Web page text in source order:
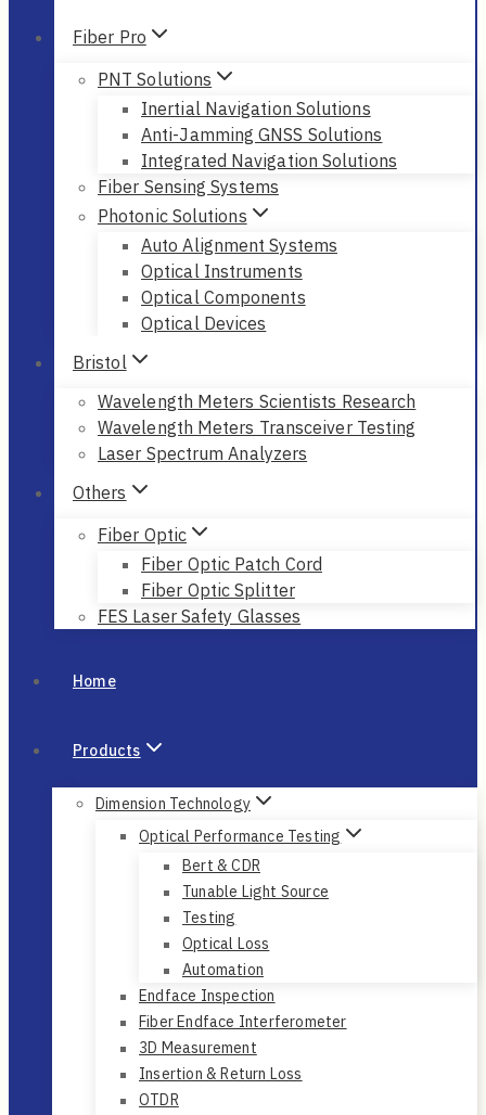
Fiber Pro
PNT Solutions
Inertial Navigation Solutions
Anti-Jamming GNSS Solutions
Integrated Navigation Solutions
Fiber Sensing Systems
Photonic Solutions
Auto Alignment Systems
Optical Instruments
Optical Components
Optical Devices
Bristol
Wavelength Meters Scientists Research
Wavelength Meters Transceiver Testing
Laser Spectrum Analyzers
Others
Fiber Optic
Fiber Optic Patch Cord
Fiber Optic Splitter
FES Laser Safety Glasses
Home
Products
Dimension Technology
Optical Performance Testing
Bert & CDR
Tunable Light Source
Testing
Optical Loss
Automation
Endface Inspection
Fiber Endface Interferometer
3D Measurement
Insertion & Return Loss
OTDR